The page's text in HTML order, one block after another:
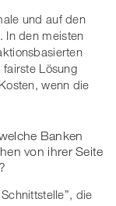
und auf den
In den meisten
Lösung
wenn die
Banken
von ihrer Seite
die